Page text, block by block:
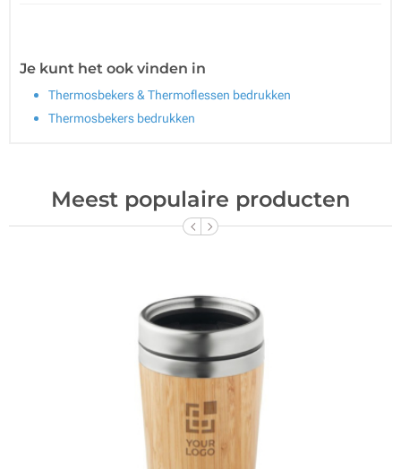
Je kunt het ook vinden in
Thermosbekers & Thermoflessen bedrukken
Thermosbekers bedrukken
Meest populaire producten